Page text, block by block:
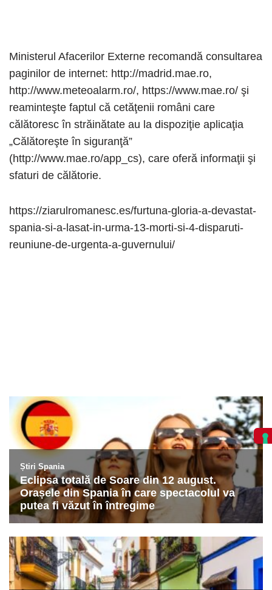
Ministerul Afacerilor Externe recomandă consultarea
paginilor de internet: http://madrid.mae.ro,
http://www.meteoalarm.ro/, https://www.mae.ro/ şi
reaminteşte faptul că cetăţenii români care
călătoresc în străinătate au la dispoziţie aplicaţia
„Călătoreşte în siguranţă”
(http://www.mae.ro/app_cs), care oferă informaţii şi
sfaturi de călătorie.
https://ziarulromanesc.es/furtuna-gloria-a-devastat-
spania-si-a-lasat-in-urma-13-morti-si-4-disparuti-
reuniune-de-urgenta-a-guvernului/